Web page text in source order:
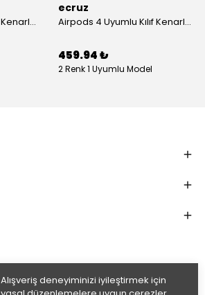
Alışveriş deneyiminizi iyileştirmek için
Airpods 4 Uyumlu Kılıf Kenarları Renkli Şeffaf Dilimli Silikon Ecruz Airbag 40 Uyumlu Kılıf
ecruz
Airpods 4 Uyumlu Kılıf Kenarları Renkli Şeffaf Dilimli Silikon Ecruz Airbag 40 Uyumlu Kılıf
459.94 ₺
2 Renk 1 Uyumlu Model